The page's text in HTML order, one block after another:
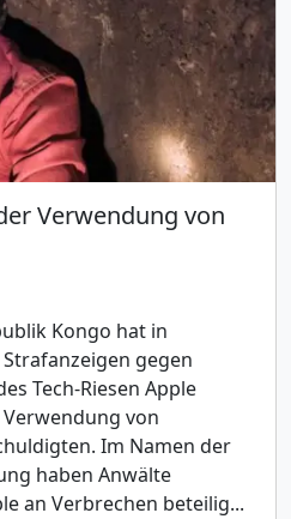
Verwendung von
Kongo hat in
gegen
Tech-Riesen Apple
von
Im Namen der
haben Anwälte
an Verbrechen beteilig...